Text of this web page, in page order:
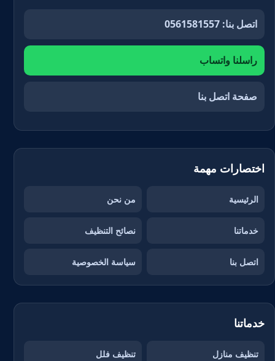
اتصل بنا: 0561581557
راسلنا واتساب
صفحة اتصل بنا
اختصارات مهمة
الرئيسية من نحن
خدماتنا نصائح التنظيف
اتصل بنا سياسة الخصوصية
خدماتنا
تنظيف منازل تنظيف فلل